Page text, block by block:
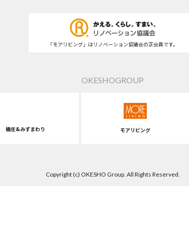
「モアリビング」はリノベーション協議会の正会員です。
OKESHOGROUP
桶庄&みずまわり モアリビング
Copyright (c) OKESHO Group. All Rights Reserved.